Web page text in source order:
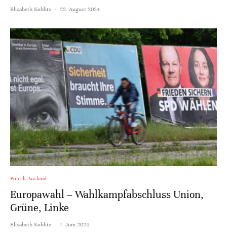
Elisabeth Koblitz · 22. August 2024
Politik Ausland
Europawahl – Wahlkampfabschluss Union,
Grüne, Linke
Elisabeth Koblitz · 7. Juni 2024